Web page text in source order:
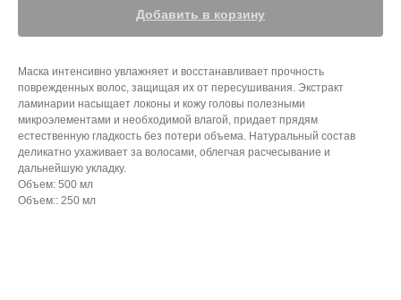
Добавить в корзину
Маска интенсивно увлажняет и восстанавливает прочность
поврежденных волос, защищая их от пересушивания. Экстракт
ламинарии насыщает локоны и кожу головы полезными
микроэлементами и необходимой влагой, придает прядям
естественную гладкость без потери объема. Натуральный состав
деликатно ухаживает за волосами, облегчая расчесывание и
дальнейшую укладку.
Объем: 500 мл
Объем:: 250 мл